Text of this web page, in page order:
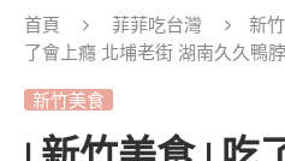
首頁 菲菲吃台灣 新
了會上癮 北埔老街 湖南久久鴨
新竹美食